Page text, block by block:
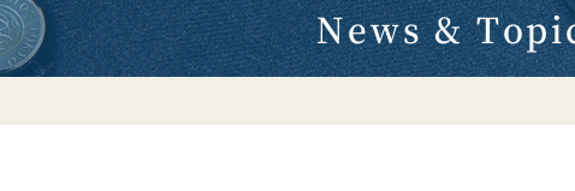
News &